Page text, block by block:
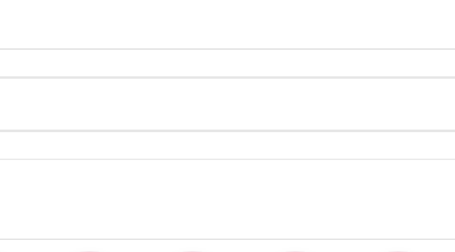
ارسال رایگان برای خرید ۳.۵ میلیون به یالا